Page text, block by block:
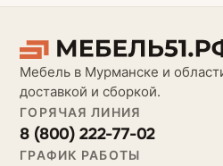
Мебель в Мурманске и
доставкой и сборкой.
ГОРЯЧАЯ ЛИНИЯ
8 (800) 222-77-02
ГРАФИК РАБОТЫ